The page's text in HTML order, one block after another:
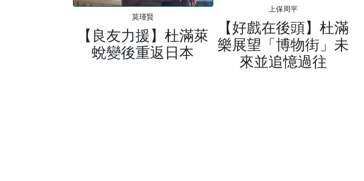
莫瑾賢
【良友力援】杜滿萊
蛻變後重返日本
上保周平
【好戲在後頭】杜滿
樂展望「博物街」未
來並追憶過往